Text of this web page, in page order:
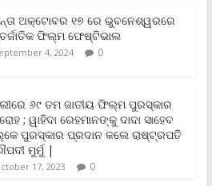
t
F
r
i
d
l
y
e
ଅକ୍ଟୋବର ୧୭ ରେ ଭୁବନେଶ୍ୱରରେ
ଫିଲ୍ମ ଫେଷ୍ଟିଭାଲ
4, 2024 0
୬୯ ତମ ଜାତୀୟ ଫିଲ୍ମ ପୁରସ୍କାର
; ୱାହିଦା ରେହମାନଙ୍କୁ ଦାଦା ସାହେବ
ପୁରସ୍କାର ପ୍ରଦାନ କଲେ ରାଷ୍ଟ୍ରପତି
ମୁର୍ମୁ |
17, 2023 0